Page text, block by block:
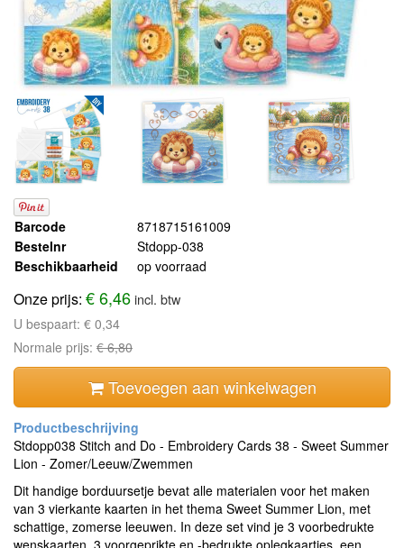
Barcode
8718715161009
Bestelnr
Stdopp-038
Beschikbaarheid
op voorraad
Onze prijs: € 6,46incl. btw
U bespaart: € 0,34
Normale prijs: € 6,80
Toevoegen aan winkelwagen
Stdopp038 Stitch and Do - Embroidery Cards 38 - Sweet Summer
Lion - Zomer/Leeuw/Zwemmen
Dit handige borduursetje bevat alle materialen voor het maken
van 3 vierkante kaarten in het thema Sweet Summer Lion, met
schattige, zomerse leeuwen. In deze set vind je 3 voorbedrukte